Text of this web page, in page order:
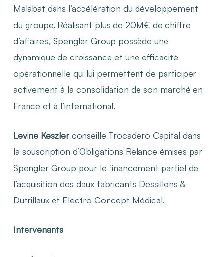
Malabat dans l’accélération du développement
du groupe. Réalisant plus de 20M€ de chiffre
d’affaires, Spengler Group possède une
dynamique de croissance et une efficacité
opérationnelle qui lui permettent de participer
activement à la consolidation de son marché en
France et à l’international.
Levine Keszlerconseille Trocadéro Capital dans
la souscription d’Obligations Relance émises par
Spengler Group pour le financement partiel de
l’acquisition des deux fabricants Dessillons &
Dutrillaux et Electro Concept Médical.
Intervenants